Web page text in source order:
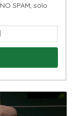
SPAM, solo